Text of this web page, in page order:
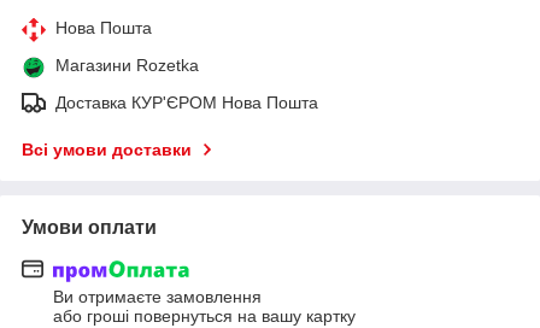
Нова Пошта
Магазини Rozetka
Доставка КУР'ЄРОМ Нова Пошта
Всі умови доставки
Умови оплати
Ви отримаєте замовлення
або гроші повернуться на вашу картку